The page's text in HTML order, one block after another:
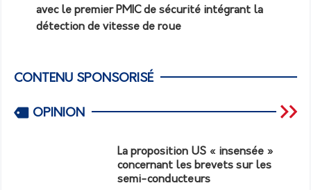
avec le premier PMIC de sécurité intégrant la
détection de vitesse de roue
CONTENU SPONSORISÉ
OPINION
La proposition US « insensée »
concernant les brevets sur les
semi-conducteurs